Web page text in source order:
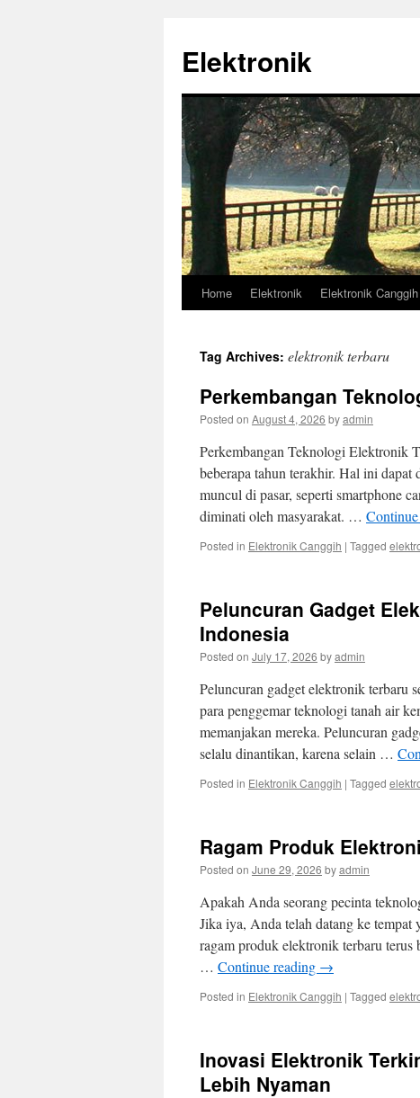
content
Elektronik
Home Elektronik Elektronik Canggih
Tag Archives: elektronik terbaru
Perkembangan
Posted on August 4, 2026 byadmin
Perkembangan Teknologi Elektronik
beberapa tahun terakhir. Hal ini
muncul di pasar, seperti smartphone
diminati oleh masyarakat. …
Posted in Elektronik Canggih | Tagged
Peluncuran Gadget
Indonesia
Posted on July 17, 2026 byadmin
Peluncuran gadget elektronik terbaru
para penggemar teknologi tanah air
memanjakan mereka. Peluncuran
selalu dinantikan, karena selain …
Posted in Elektronik Canggih | Tagged
Ragam Produk
Posted on June 29, 2026 byadmin
Apakah Anda seorang pecinta
Jika iya, Anda telah datang ke tempat
ragam produk elektronik terbaru terus
… Continue reading →
Posted in Elektronik Canggih | Tagged
Inovasi Elektronik
Lebih Nyaman